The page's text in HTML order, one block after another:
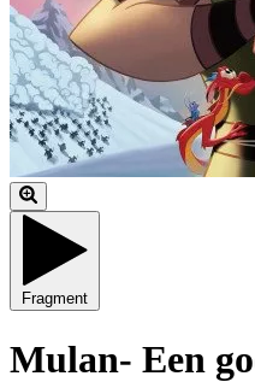
Fragment
Mulan- Een